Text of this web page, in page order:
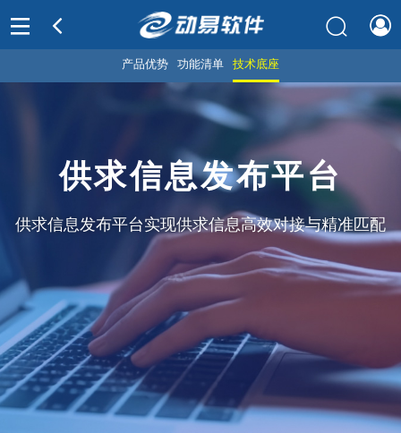
产品优势 功能清单 技术底座
供求信息发布平台
供求信息发布平台实现供求信息高效对接与精准匹配